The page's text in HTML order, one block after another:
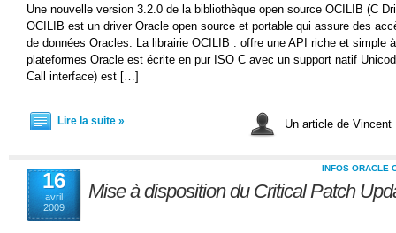
Une nouvelle version 3.2.0 de la bibliothèque open source OCILIB (C
OCILIB est un driver Oracle open source et portable qui assure des
de données Oracles. La librairie OCILIB : offre une API riche et simple
plateformes Oracle est écrite en pur ISO C avec un support natif
Call interface) est […]
Lire la suite » Un article de
16
avril
2009
INFOS ORACLE
Mise à disposition du Critical Patch